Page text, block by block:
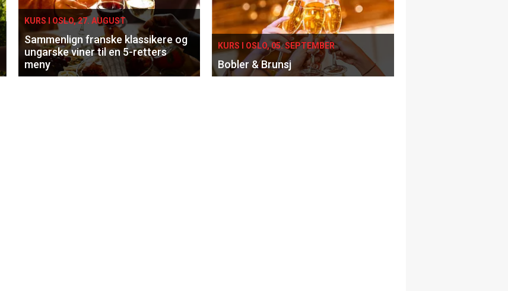
KURS I OSLO, 27. AUGUST
Sammenlign franske klassikere og
ungarske viner til en 5-retters
meny
KURS I OSLO, 05. SEPTEMBER
Bobler & Brunsj